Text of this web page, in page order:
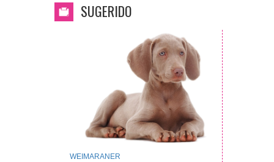
SUGERIDO
WEIMARANER